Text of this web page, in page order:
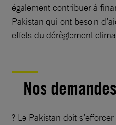
également contribuer à
Pakistan qui ont besoin
effets du dérèglement
Nos demandes
? Le Pakistan doit